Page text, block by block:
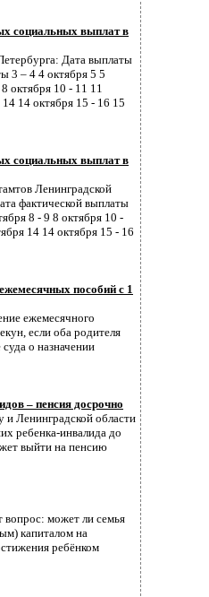
социальных выплат в
Дата выплаты
3 – 4 4 октября 5 5
октября 10 - 11 11
14 октября 15 - 16 15
социальных выплат в
Ленинградской
фактической выплаты
8 - 9 8 октября 10 -
14 14 октября 15 - 16
пособий с 1
ежемесячного
если оба родителя
о назначении
– пенсия досрочно
Ленинградской области
ребенка-инвалида до
выйти на пенсию
может ли семья
капиталом на
ребёнком